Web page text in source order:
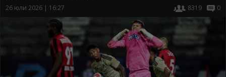
26 юли 2026 | 16:27 8319 0